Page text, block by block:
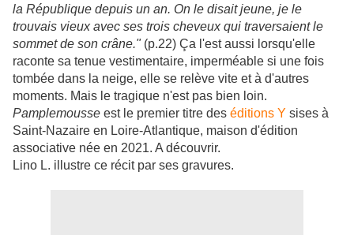
la République depuis un an. On le disait jeune, je le
trouvais vieux avec ses trois cheveux qui traversaient le
sommet de son crâne." (p.22) Ça l'est aussi lorsqu'elle
raconte sa tenue vestimentaire, imperméable si une fois
tombée dans la neige, elle se relève vite et à d'autres
moments. Mais le tragique n'est pas bien loin.
Pamplemousse est le premier titre des éditions Y sises à
Saint-Nazaire en Loire-Atlantique, maison d'édition
associative née en 2021. A découvrir.
Lino L. illustre ce récit par ses gravures.